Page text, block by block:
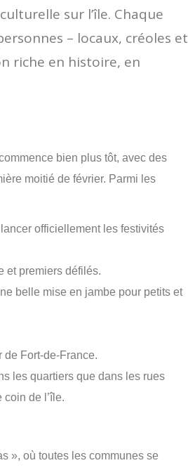
sur l’île. Chaque
– locaux, créoles et
riche en histoire, en
bien plus tôt, avec des
moitié de février. Parmi les
officiellement les festivités
et premiers défilés.
belle mise en jambe pour petits et
Fort-de-France.
les quartiers que dans les rues
de l’île.
», où toutes les communes se